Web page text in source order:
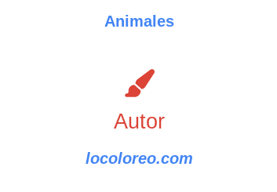
Animales
Autor
locoloreo.com